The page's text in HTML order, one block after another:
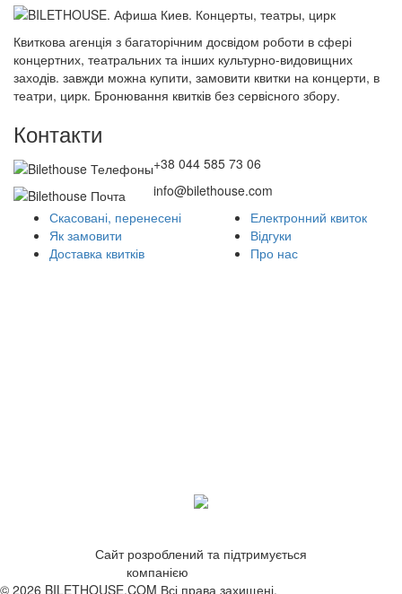
Квиткова агенція з багаторічним досвідом роботи в сфері
концертних, театральних та інших культурно-видовищних
заходів. завжди можна купити, замовити квитки на концерти, в
театри, цирк. Бронювання квитків без сервісного збору.
Контакти
+38 044 585 73 06
info@bilethouse.com
Скасовані, перенесені
Як замовити
Доставка квитків
Електронний квиток
Відгуки
Про нас
Сайт розроблений та підтримується
компанією
© 2026 BILETHOUSE.COM Всі права захищені.